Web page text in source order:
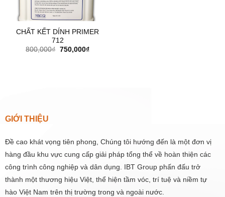
CHẤT KẾT DÍNH PRIMER
712
800,000₫ Giá
750,000₫Giá
GIỚI THIỆU
Đề cao khát vọng tiên phong, Chúng tôi hướng đến là một đơn vị
hàng đầu khu vực cung cấp giải pháp tổng thể về hoàn thiện các
công trình công nghiệp và dân dụng. IBT Group phấn đấu trở
thành một thương hiệu Việt, thể hiện tầm vóc, trí tuệ và niềm tự
hào Việt Nam trên thị trường trong và ngoài nước.